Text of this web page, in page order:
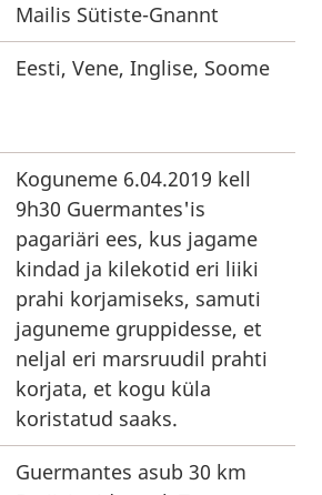
Mailis Sütiste-Gnannt
Eesti, Vene, Inglise, Soome
Koguneme 6.04.2019 kell
9h30 Guermantes'is
pagariäri ees, kus jagame
kindad ja kilekotid eri liiki
prahi korjamiseks, samuti
jaguneme gruppidesse, et
neljal eri marsruudil prahti
korjata, et kogu küla
koristatud saaks.
Guermantes asub 30 km